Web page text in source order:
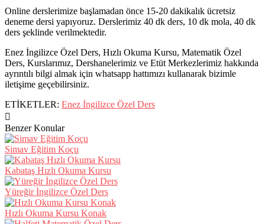
Online derslerimize başlamadan önce 15-20 dakikalık ücretsiz
deneme dersi yapıyoruz. Derslerimiz 40 dk ders, 10 dk mola, 40 dk
ders şeklinde verilmektedir.
Enez İngilizce Özel Ders, Hızlı Okuma Kursu, Matematik Özel
Ders, Kurslarımız, Dershanelerimiz ve Etüt Merkezlerimiz hakkında
ayrıntılı bilgi almak için whatsapp hattımızı kullanarak bizimle
iletişime geçebilirsiniz.
ETİKETLER: Enez İngilizce Özel Ders
Benzer Konular
Simav Eğitim Koçu
Kabataş Hızlı Okuma Kursu
Yüreğir İngilizce Özel Ders
Hızlı Okuma Kursu Konak